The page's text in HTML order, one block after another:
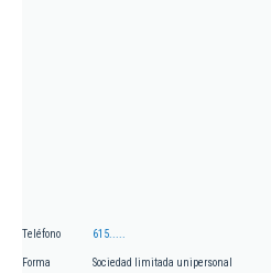
Teléfono 615.....
Forma
Sociedad limitada unipersonal